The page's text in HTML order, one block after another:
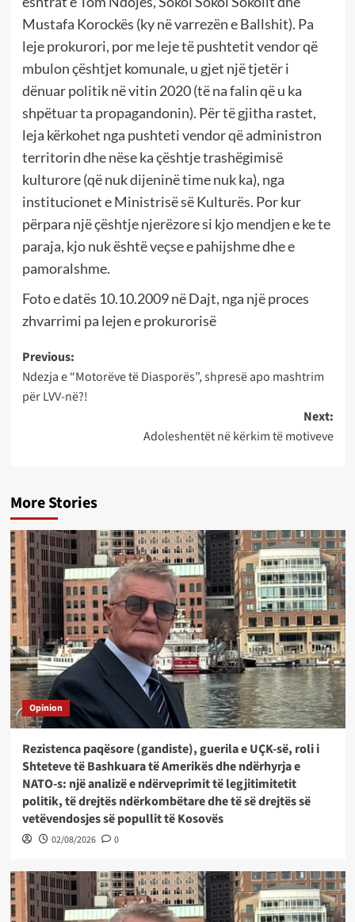
Mustafa Korockës (ky në varrezën e Ballshit). Pa
leje prokurori, por me leje të pushtetit vendor që
mbulon çështjet komunale, u gjet një tjetër i
dënuar politik në vitin 2020 (të na falin që u ka
shpëtuar ta propagandonin). Për të gjitha rastet,
leja kërkohet nga pushteti vendor që administron
territorin dhe nëse ka çështje trashëgimisë
kulturore (që nuk dijeninë time nuk ka), nga
institucionet e Ministrisë së Kulturës. Por kur
përpara një çështje njerëzore si kjo mendjen e ke te
paraja, kjo nuk është veçse e pahijshme dhe e
pamoralshme.
Foto e datës 10.10.2009 në Dajt, nga një proces
zhvarrimi pa lejen e prokurorisë
Post
navigation
Previous:
Ndezja e “Motorëve të Diasporës”, shpresë apo mashtrim
për LVV-në?!
Next:
Adoleshentët në kërkim të motiveve
More Stories
Opinion
Rezistenca paqësore (gandiste), guerila e UÇK-së, roli i
Shteteve të Bashkuara të Amerikës dhe ndërhyrja e
NATO-s: një analizë e ndërveprimit të legjitimitetit
politik, të drejtës ndërkombëtare dhe të së drejtës së
vetëvendosjes së popullit të Kosovës
02/08/2026 0